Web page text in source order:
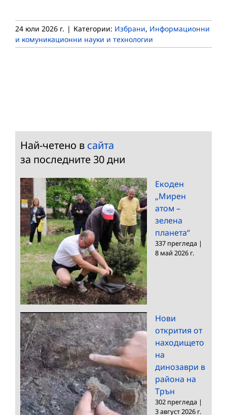
24 юли 2026 г. | Категории: Избрани, Информационни
и комуникационни науки и технологии
Най-четено в сайта
за последните 30 дни
Екоден
„Мирен
атом –
зелена
планета“
337 прегледа |
8 май 2026 г.
Нови
открития от
находището
на
динозаври в
района на
Трън
302 прегледа |
3 август 2026 г.